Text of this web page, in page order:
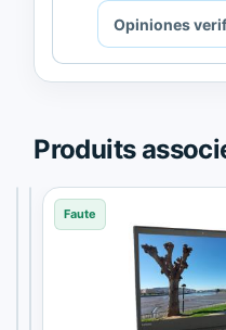
Cargando
contenido
de
Trusted
Opiniones
Produits
FauteFaute
Faute